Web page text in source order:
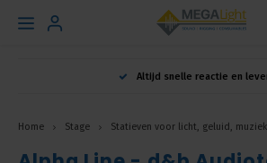
Hoofdmenu
Altijd snelle reactie en
Home Stage Statieven voor licht, geluid,